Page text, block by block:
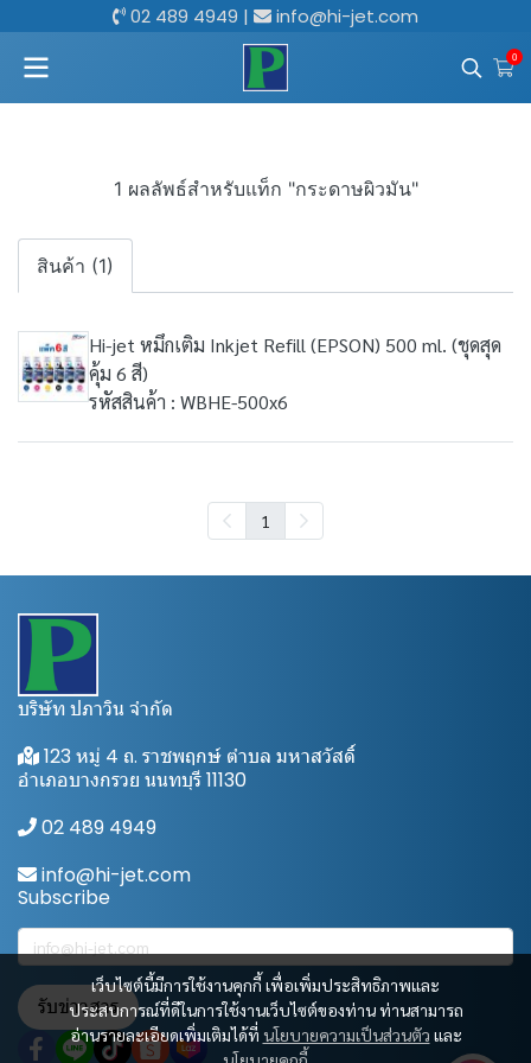
02 489 4949 | info@hi-jet.com
0
1 ผลลัพธ์สำหรับแท็ก "กระดาษผิวมัน"
สินค้า (1)
Hi-jet หมึกเติม Inkjet Refill (EPSON) 500 ml. (ชุดสุด
คุ้ม 6 สี)
รหัสสินค้า : WBHE-500x6
1
เว็บไซต์นี้มีการใช้งานคุกกี้ เพื่อเพิ่มประสิทธิภาพและ
ประสบการณ์ที่ดีในการใช้งานเว็บไซต์ของท่าน ท่านสามารถ
อ่านรายละเอียดเพิ่มเติมได้ที่ นโยบายความเป็นส่วนตัว และ
บริษัท ปภาวิน จำกัด
123 หมู่ 4 ถ. ราชพฤกษ์ ตำบล มหาสวัสดิ์
อำเภอบางกรวย นนทบุรี 11130
02 489 4949
info@hi-jet.com
Subscribe
รับข่าวสาร